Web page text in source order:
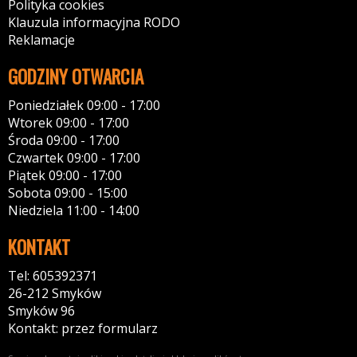
Polityka cookies
Klauzula informacyjna RODO
Reklamacje
GODZINY OTWARCIA
Poniedziałek 09:00 - 17:00
Wtorek 09:00 - 17:00
Środa 09:00 - 17:00
Czwartek 09:00 - 17:00
Piątek 09:00 - 17:00
Sobota 09:00 - 15:00
Niedziela 11:00 - 14:00
KONTAKT
Tel: 605392371
26-212 Smyków
Smyków 96
Kontakt: przez formularz